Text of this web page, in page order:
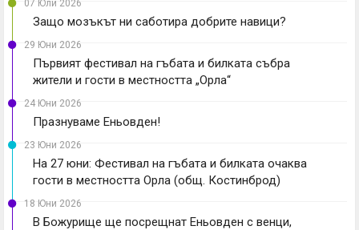
07 Юли 2026
Защо мозъкът ни саботира добрите навици?
29 Юни 2026
Първият фестивал на гъбата и билката събра
жители и гости в местността „Орла“
24 Юни 2026
Празнуваме Еньовден!
23 Юни 2026
На 27 юни: Фестивал на гъбата и билката очаква
гости в местността Орла (общ. Костинброд)
18 Юни 2026
В Божурище ще посрещнат Еньовден с венци,